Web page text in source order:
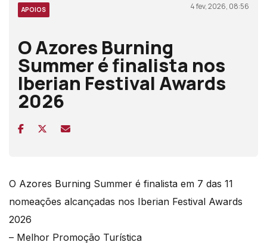
APOIOS 4 fev, 2026, 08:56
O Azores Burning
Summer é finalista nos
Iberian Festival Awards
2026
O Azores Burning Summer é finalista em 7 das 11
nomeações alcançadas nos Iberian Festival Awards
2026
– Melhor Promoção Turística